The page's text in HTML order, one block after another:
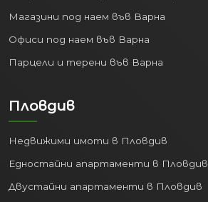
Магазини под наем във Варна
Офиси под наем във Варна
Парцели и терени във Варна
Пловдив
Недвижими имоти в Пловдив
Едностайни апартаменти в Пловдив
Двустайни апартаменти в Пловдив